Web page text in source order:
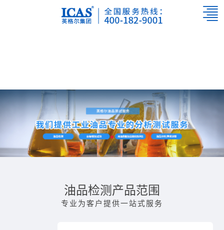
油品检测产品范围
专业为客户提供一站式服务